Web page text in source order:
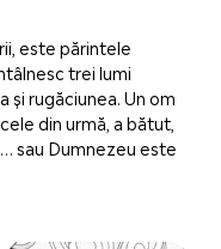
este părintele
trei lumi
rugăciunea. Un om
din urmă, a bătut,
sau Dumnezeu este